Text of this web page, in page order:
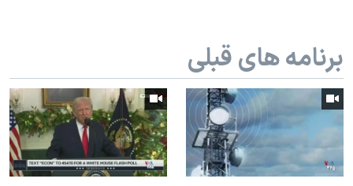
همایش محافظه‌کاران آمریکا «سی‌پک»
صفحه‌های ویژه
سفر پرزیدنت ترامپ به چین
برنامه های قبلی